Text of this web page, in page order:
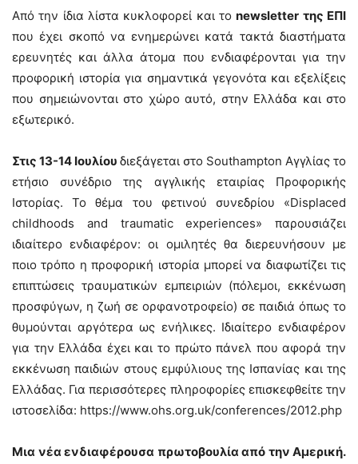
Από την ίδια λίστα κυκλοφορεί και τοnewsletter της ΕΠΙ
που έχει σκοπό να ενημερώνει κατά τακτά διαστήματα
ερευνητές και άλλα άτομα που ενδιαφέρονται για την
προφορική ιστορία για σημαντικά γεγονότα και εξελίξεις
που σημειώνονται στο χώρο αυτό, στην Ελλάδα και στο
εξωτερικό.
Στις 13-14 Ιουλίου διεξάγεται στο Southampton Αγγλίας το
ετήσιο συνέδριο της αγγλικής εταιρίας Προφορικής
Ιστορίας. Το θέμα του φετινού συνεδρίου «Displaced
childhoods and traumatic experiences» παρουσιάζει
ιδιαίτερο ενδιαφέρον: οι ομιλητές θα διερευνήσουν με
ποιο τρόπο η προφορική ιστορία μπορεί να διαφωτίζει τις
επιπτώσεις τραυματικών εμπειριών (πόλεμοι, εκκένωση
προσφύγων, η ζωή σε ορφανοτροφείο) σε παιδιά όπως το
θυμούνται αργότερα ως ενήλικες. Ιδιαίτερο ενδιαφέρον
για την Ελλάδα έχει και το πρώτο πάνελ που αφορά την
εκκένωση παιδιών στους εμφύλιους της Ισπανίας και της
Ελλάδας. Για περισσότερες πληροφορίες επισκεφθείτε την
ιστοσελίδα: https://www.ohs.org.uk/conferences/2012.php
Μια νέα ενδιαφέρουσα πρωτοβουλία από την Αμερική.